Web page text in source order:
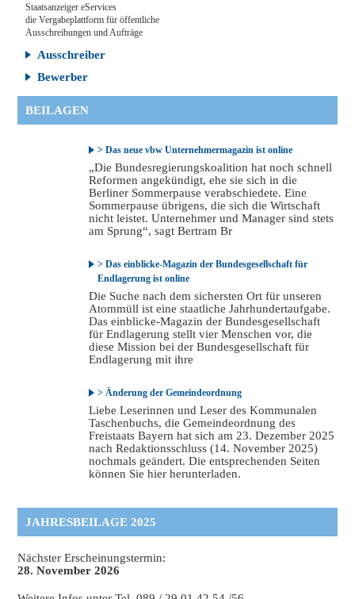
Staatsanzeiger eServices
die Vergabeplattform für öffentliche
Ausschreibungen und Aufträge
Ausschreiber
Bewerber
BEILAGEN
> Das neue vbw Unternehmermagazin ist online
„Die Bundesregierungskoalition hat noch schnell
Reformen angekündigt, ehe sie sich in die
Berliner Sommerpause verabschiedete. Eine
Sommerpause übrigens, die sich die Wirtschaft
nicht leistet. Unternehmer und Manager sind stets
am Sprung“, sagt Bertram Br
> Das einblicke-Magazin der Bundesgesellschaft für
Endlagerung ist online
Die Suche nach dem sichersten Ort für unseren
Atommüll ist eine staatliche Jahrhundertaufgabe.
Das einblicke-Magazin der Bundesgesellschaft
für Endlagerung stellt vier Menschen vor, die
diese Mission bei der Bundesgesellschaft für
Endlagerung mit ihre
> Änderung der Gemeindeordnung
Liebe Leserinnen und Leser des Kommunalen
Taschenbuchs, die Gemeindeordnung des
Freistaats Bayern hat sich am 23. Dezember 2025
nach Redaktionsschluss (14. November 2025)
nochmals geändert. Die entsprechenden Seiten
können Sie hier herunterladen.
JAHRESBEILAGE 2025
Nächster Erscheinungstermin:
28. November 2026